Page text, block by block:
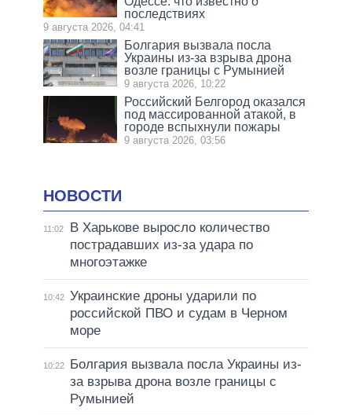
последствиях
9 августа 2026, 04:41
Болгария вызвала посла
Украины из-за взрыва дрона
возле границы с Румынией
9 августа 2026, 10:22
Российский Белгород оказался
под массированной атакой, в
городе вспыхнули пожары
9 августа 2026, 03:56
НОВОСТИ
11:02
В Харькове выросло количество
пострадавших из-за удара по
многоэтажке
10:42 Украинские дроны ударили по
российской ПВО и судам в Черном
море
10:22
Болгария вызвала посла Украины из-
за взрыва дрона возле границы с
Румынией